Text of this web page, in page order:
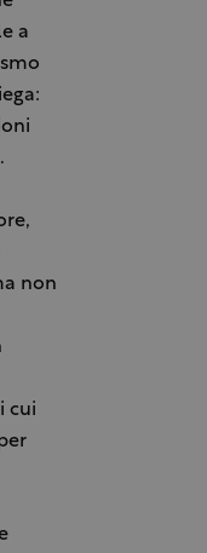
a
non
cui